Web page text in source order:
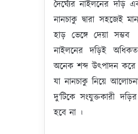
দৈর্ঘ্যের নাইলনের দড়ি
নানচাকু দ্বারা সহজেই
হাড় ভেঙ্গে দেয়া
নাইলনের দড়িই
অনেক শব্দ উৎপাদন
যা নানচাকু নিয়ে
দু’টিকে সংযুক্তকারী
হবে না ।